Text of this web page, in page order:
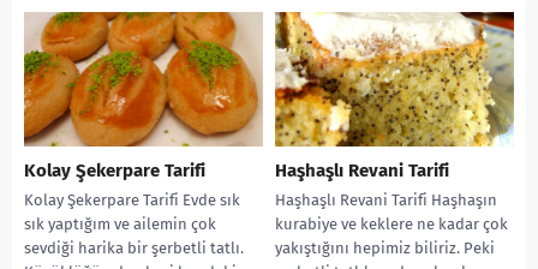
Kolay Şekerpare Tarifi
Kolay Şekerpare Tarifi Evde sık
sık yaptığım ve ailemin çok
sevdiği harika bir şerbetli tatlı.
Haşhaşlı Revani Tarifi
Haşhaşlı Revani Tarifi Haşhaşın
kurabiye ve keklere ne kadar çok
yakıştığını hepimiz biliriz. Peki